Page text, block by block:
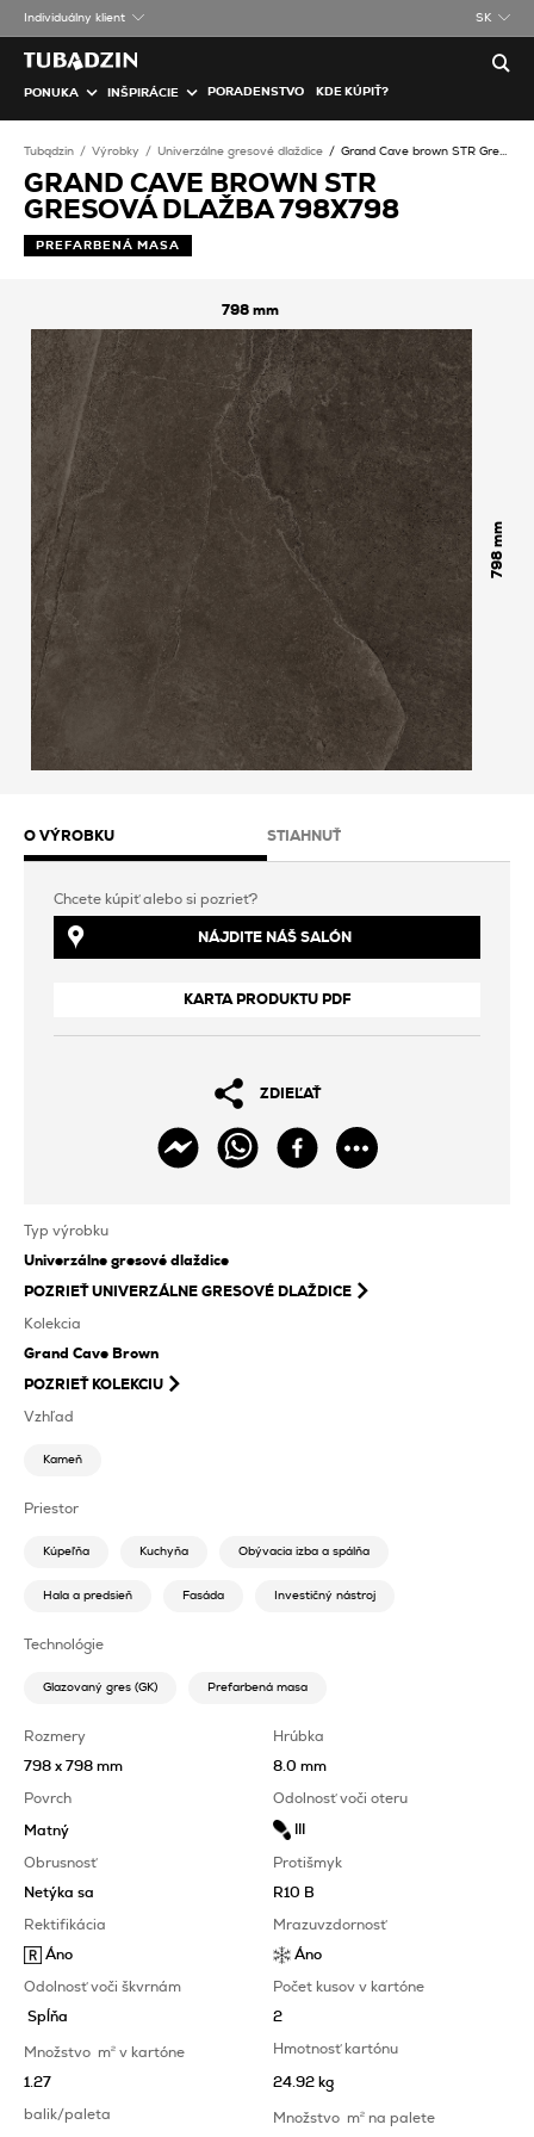
Individuálny klient SK
PONUKA INŠPIRÁCIE PORADENSTVO KDE KÚPIŤ?
Tubądzin Výrobky Univerzálne gresové dlaždice Grand Cave brown STR Gresová dlažba
GRAND CAVE BROWN STR
GRESOVÁ DLAŽBA 798X798
PREFARBENÁ MASA
798
798
O VÝROBKU STIAHNUŤ
Chcete kúpiť alebo si pozrieť?
NÁJDITE NÁŠ SALÓN
KARTA PRODUKTU PDF
ZDIEĽAŤ
Typ výrobku
Univerzálne gresové dlaždice
POZRIEŤUNIVERZÁLNE GRESOVÉ DLAŽDICE
Kolekcia
Grand Cave Brown
POZRIEŤ KOLEKCIU
Vzhľad
Kameň
Priestor
Kúpeľňa Kuchyňa Obývacia izba a spálňa
Hala a predsieň Fasáda Investičný nástroj
Technológie
Glazovaný gres (GK) Prefarbená masa
Rozmery
798 x 798 mm
Hrúbka
8.0 mm
Povrch
Matný
Odolnosť voči oteru
Obrusnosť
Netýka sa
Protišmyk
R10 B
Rektifikácia
Áno
Mrazuvzdornosť
Áno
Odolnosť voči škvrnám
Spĺňa
Počet kusov v kartóne
2
Množstvo m2 v kartóne
1.27
Hmotnosť kartónu
24.92 kg
balik/paleta Množstvom2 na palete